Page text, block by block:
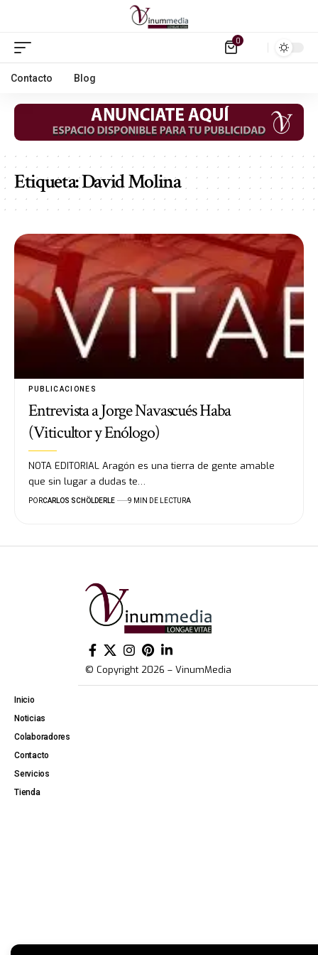
0
Contacto Blog
Etiqueta:David Molina
PUBLICACIONES
Entrevista a Jorge Navascués Haba
(Viticultor y Enólogo)
NOTA EDITORIAL Aragón es una tierra de gente amable
que sin lugar a dudas te…
PORCARLOS SCHÖLDERLE 9 MIN DE LECTURA
© Copyright 2026 – VinumMedia
Inicio
Noticias
Colaboradores
Contacto
Servicios
Tienda